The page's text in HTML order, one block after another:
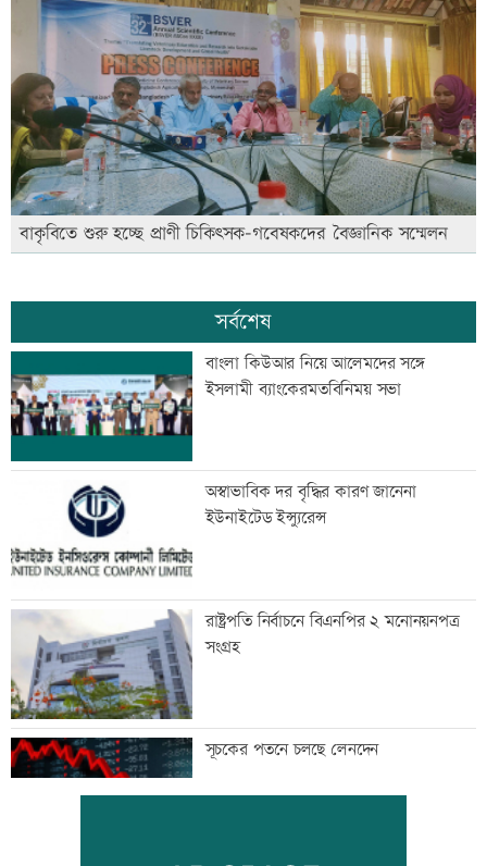
বাকৃবিতে শুরু হচ্ছে প্রাণী চিকিৎসক-গবেষকদের বৈজ্ঞানিক সম্মেলন
সর্বশেষ
বাংলা কিউআর নিয়ে আলেমদের সঙ্গে
ইসলামী ব্যাংকেরমতবিনিময় সভা
অস্বাভাবিক দর বৃদ্ধির কারণ জানেনা
ইউনাইটেড ইন্স্যুরেন্স
রাষ্ট্রপতি নির্বাচনে বিএনপির ২ মনোনয়নপত্র
সংগ্রহ
সূচকের পতনে চলছে লেনদেন